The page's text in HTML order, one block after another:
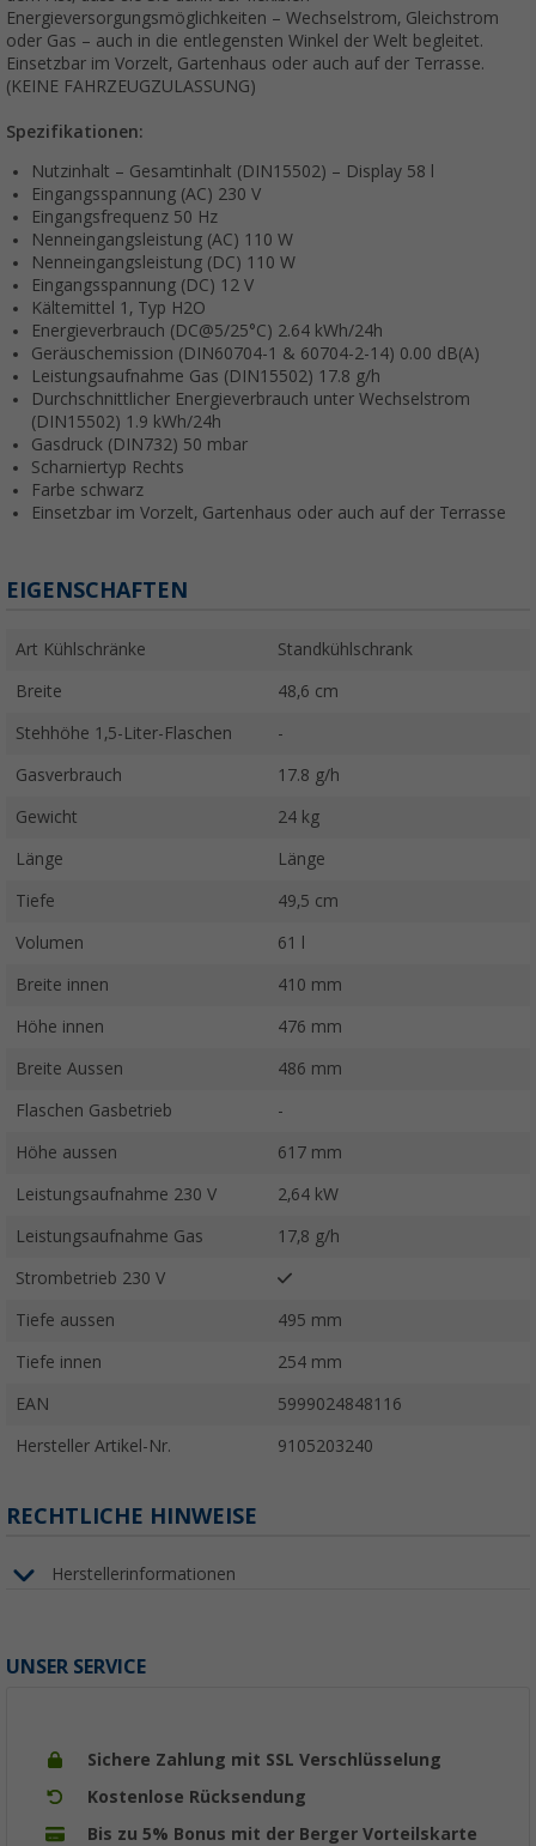
Energieversorgungsmöglichkeiten – Wechselstrom, Gleichstrom
oder Gas – auch in die entlegensten Winkel der Welt begleitet.
Einsetzbar im Vorzelt, Gartenhaus oder auch auf der Terrasse.
(KEINE FAHRZEUGZULASSUNG)
Spezifikationen:
Nutzinhalt – Gesamtinhalt (DIN15502) – Display 58 l
Eingangsspannung (AC) 230 V
Eingangsfrequenz 50 Hz
Nenneingangsleistung (AC) 110 W
Nenneingangsleistung (DC) 110 W
Eingangsspannung (DC) 12 V
Kältemittel 1, Typ H2O
Energieverbrauch (DC@5/25°C) 2.64 kWh/24h
Geräuschemission (DIN60704-1 & 60704-2-14) 0.00 dB(A)
Leistungsaufnahme Gas (DIN15502) 17.8 g/h
Durchschnittlicher Energieverbrauch unter Wechselstrom
(DIN15502) 1.9 kWh/24h
Gasdruck (DIN732) 50 mbar
Scharniertyp Rechts
Farbe schwarz
Einsetzbar im Vorzelt, Gartenhaus oder auch auf der Terrasse
EIGENSCHAFTEN
Art Kühlschränke Standkühlschrank
Breite 48,6 cm
Stehhöhe 1,5-Liter-Flaschen -
Gasverbrauch 17.8 g/h
Gewicht 24 kg
Länge Länge
Tiefe 49,5 cm
Volumen 61 l
Breite innen 410 mm
Höhe innen 476 mm
Breite Aussen 486 mm
Flaschen Gasbetrieb -
Höhe aussen 617 mm
Leistungsaufnahme 230 V 2,64 kW
Leistungsaufnahme Gas 17,8 g/h
Strombetrieb 230 V
Tiefe aussen 495 mm
Tiefe innen 254 mm
EAN 5999024848116
Hersteller Artikel-Nr. 9105203240
RECHTLICHE HINWEISE
Herstellerinformationen
UNSER SERVICE
Sichere Zahlung mit SSL Verschlüsselung
Kostenlose Rücksendung
Bis zu 5% Bonus mit der Berger Vorteilskarte